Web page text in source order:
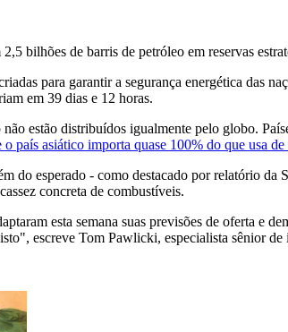
bilhões de barris de petróleo em reservas
para garantir a segurança energética das
em 39 dias e 12 horas.
não estão distribuídos igualmente pelo globo.
o país asiático importa quase 100% do que usa
do esperado - como destacado por relatório
concreta de combustíveis.
esta semana suas previsões de oferta e
escreve Tom Pawlicki, especialista sênior